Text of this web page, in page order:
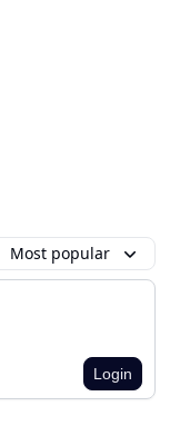
Most popular
Login